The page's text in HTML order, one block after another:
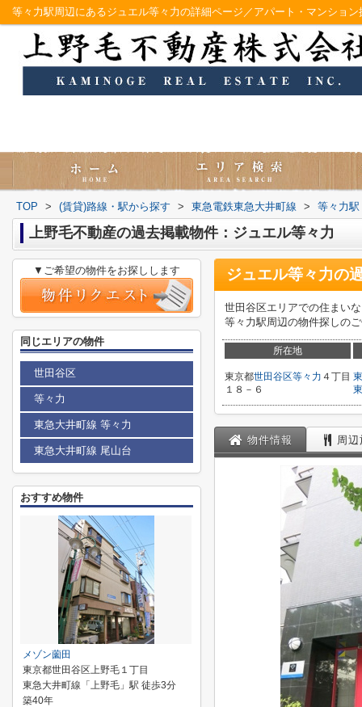
等々力駅周辺にあるジュエル等々力の詳細ページ／アパート・マンショ
TOP > (賃貸)路線・駅から探す > 東急電鉄東急大井町線 > 等々力駅
上野毛不動産の過去掲載物件：ジュエル等々力
ジュエル等々力の
世田谷区エリアでの住まい
等々力駅周辺の物件探しの
所在地
東京都世田谷区等々力 ４丁目
１８－６
物件情報 周
▼ご希望の物件をお探しします
同じエリアの物件
世田谷区
等々力
東急大井町線 等々力
東急大井町線 尾山台
おすすめ物件
メゾン薗田
東京都世田谷区上野毛１丁目
東急大井町線「上野毛」駅 徒歩3分
築40年